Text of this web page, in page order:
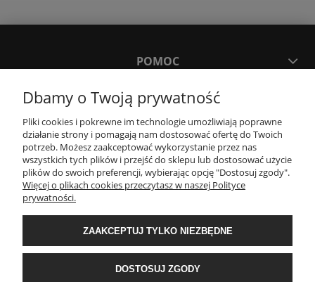
POMOC
MOJE KONTO
PŁATNOŚCI I DOSTAWA
KONTAKT
Wyposażenie łazienek Łazienki.eco | Pawła 23, 41-708 Ruda Śląska | E-mail:
sklep@lazienki.eco | Tel.: 600 012 164 lub 600 012 159 | TGS Przemysław
Stoń | NIP: 6312213594 | REGON: 276403698
Dbamy o Twoją prywatność
Pliki cookies i pokrewne im technologie umożliwiają poprawne
działanie strony i pomagają nam dostosować ofertę do Twoich
potrzeb. Możesz zaakceptować wykorzystanie przez nas
wszystkich tych plików i przejść do sklepu lub dostosować użycie
plików do swoich preferencji, wybierając opcję "Dostosuj zgody".
Więcej o plikach cookies przeczytasz w naszej Polityce
prywatności.
ZAAKCEPTUJ TYLKO NIEZBĘDNE
DOSTOSUJ ZGODY